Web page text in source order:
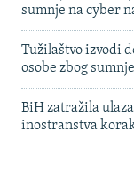
sumnje na cyber
Tužilaštvo izvodi
osobe zbog
BiH zatražila
inostranstva